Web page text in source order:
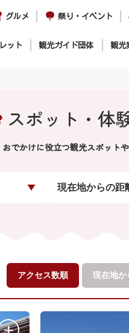
グルメ 祭り・イベント
ット 観光ガイド団体 観光
スポット・体
でかけに役立つ観光スポット
現在地からの距
アクセス数順 現在地か